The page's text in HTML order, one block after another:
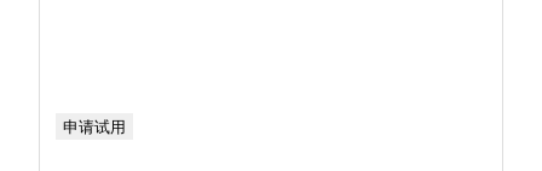
申请试用